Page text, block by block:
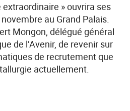
extraordinaire » ouvrira ses
au Grand Palais.
Mongon, délégué général
de l’Avenir, de revenir sur
de recrutement que
actuellement.